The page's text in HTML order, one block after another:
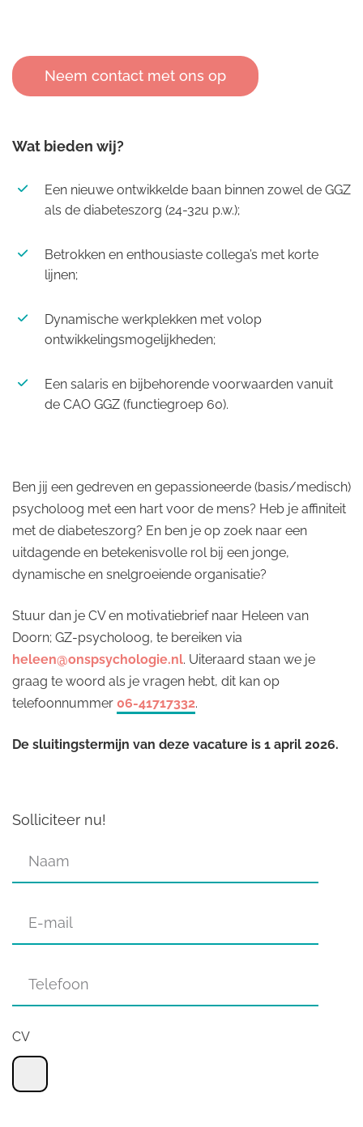
Neem contact met ons op
Wat bieden wij?
Een nieuwe ontwikkelde baan binnen zowel de GGZ
als de diabeteszorg (24-32u p.w.);
Betrokken en enthousiaste collega’s met korte
lijnen;
Dynamische werkplekken met volop
ontwikkelingsmogelijkheden;
Een salaris en bijbehorende voorwaarden vanuit
de CAO GGZ (functiegroep 60).
Ben jij een gedreven en gepassioneerde (basis/medisch)
psycholoog met een hart voor de mens? Heb je affiniteit
met de diabeteszorg? En ben je op zoek naar een
uitdagende en betekenisvolle rol bij een jonge,
dynamische en snelgroeiende organisatie?
Stuur dan je CV en motivatiebrief naar Heleen van
Doorn; GZ-psycholoog, te bereiken via
heleen@onspsychologie.nl. Uiteraard staan we je
graag te woord als je vragen hebt, dit kan op
telefoonnummer 06-41717332.
De sluitingstermijn van deze vacature is 1 april 2026.
Solliciteer nu!
CV